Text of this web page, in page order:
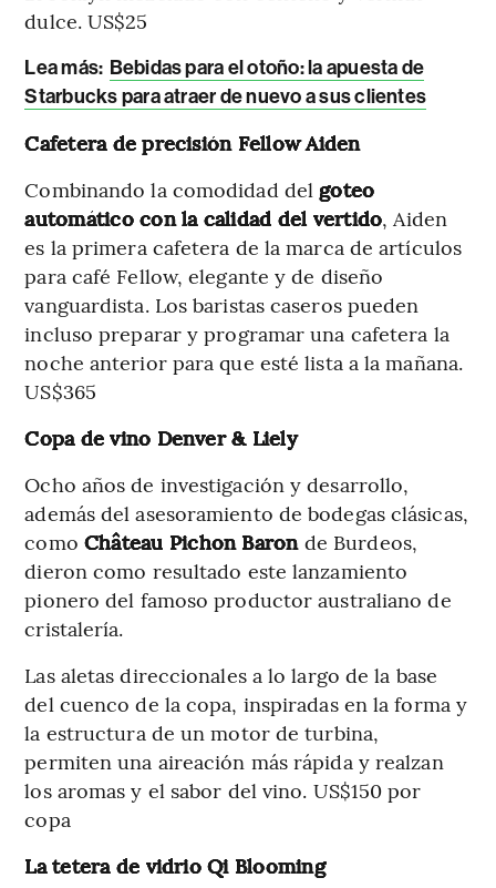
dulce. US$25
Lea más: Bebidas para el otoño: la apuesta de
Starbucks para atraer de nuevo a sus clientes
Cafetera de precisión Fellow Aiden
Combinando la comodidad del goteo
automático con la calidad del vertido, Aiden
es la primera cafetera de la marca de artículos
para café Fellow, elegante y de diseño
vanguardista. Los baristas caseros pueden
incluso preparar y programar una cafetera la
noche anterior para que esté lista a la mañana.
US$365
Copa de vino Denver & Liely
Ocho años de investigación y desarrollo,
además del asesoramiento de bodegas clásicas,
como Château Pichon Baronde Burdeos,
dieron como resultado este lanzamiento
pionero del famoso productor australiano de
cristalería.
Las aletas direccionales a lo largo de la base
del cuenco de la copa, inspiradas en la forma y
la estructura de un motor de turbina,
permiten una aireación más rápida y realzan
los aromas y el sabor del vino. US$150 por
copa
La tetera de vidrio Qi Blooming